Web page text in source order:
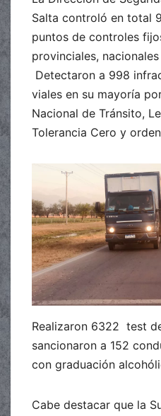
Salta controló en total
puntos de controles
provinciales,
Detectaron a 998
viales en su mayoría
Nacional de Tránsito,
Tolerancia Cero y
Realizaron 6322 test
sancionaron a 152
con graduación
Cabe destacar que la